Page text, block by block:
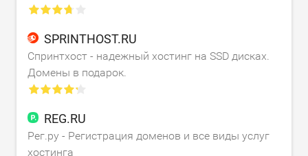
SPRINTHOST.RU
Спринтхост - надежный хостинг на SSD дисках.
Домены в подарок.
REG.RU
Рег.ру - Регистрация доменов и все виды услуг
хостинга